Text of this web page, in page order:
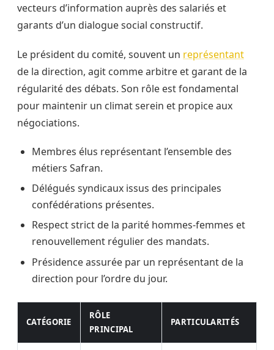
vecteurs d’information auprès des salariés et
garants d’un dialogue social constructif.
Le président du comité, souvent un représentant
de la direction, agit comme arbitre et garant de la
régularité des débats. Son rôle est fondamental
pour maintenir un climat serein et propice aux
négociations.
Membres élus représentant l’ensemble des
métiers Safran.
Délégués syndicaux issus des principales
confédérations présentes.
Respect strict de la parité hommes-femmes et
renouvellement régulier des mandats.
Présidence assurée par un représentant de la
direction pour l’ordre du jour.
CATÉGORIE
RÔLE
PRINCIPAL
PARTICULARITÉS